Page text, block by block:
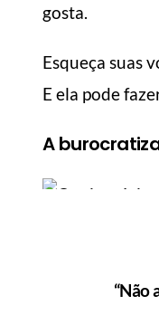
gosta.
Esqueça suas
E ela pode
A
“Não